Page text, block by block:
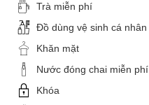
Trà miễn phí
Đồ dùng vệ sinh cá nhân
Khăn mặt
Nước đóng chai miễn phí
Khóa